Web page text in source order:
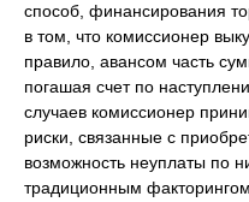
способ, финансирования
в том, что комиссионер
правило, авансом часть
погашая счет по
случаев комиссионер
риски, связанные с
возможность неуплаты по
традиционным